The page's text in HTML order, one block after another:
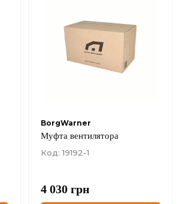
BorgWarner
Муфта вентилятора
Код: 19192-1
4 030 грн